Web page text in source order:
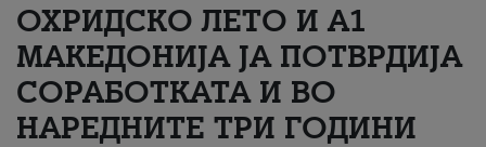
#ПодобарОнлајн
ОХРИДСКО ЛЕТО И A1
МАКЕДОНИЈА ЈА ПОТВРДИЈА
СОРАБОТКАТА И ВО
НАРЕДНИТЕ ТРИ ГОДИНИ